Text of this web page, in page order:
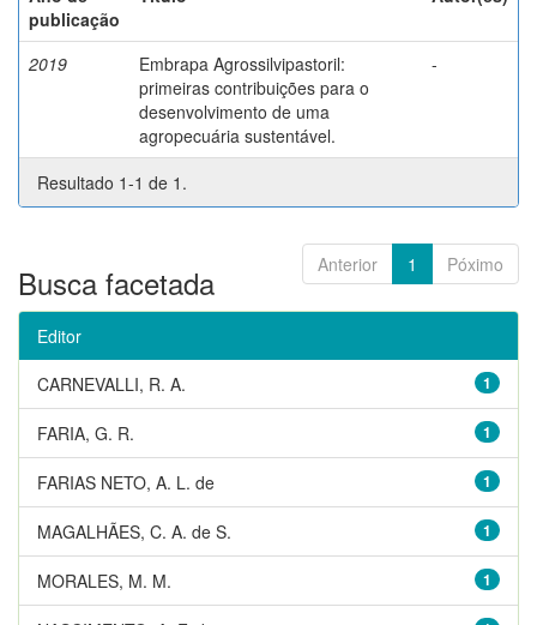
publicação
2019
Embrapa Agrossilvipastoril:
primeiras contribuições para o
desenvolvimento de uma
agropecuária sustentável.
-
Resultado 1-1 de 1.
Anterior 1 Póximo
Busca facetada
Editor
1
CARNEVALLI, R. A.
1
FARIA, G. R.
1
FARIAS NETO, A. L. de
1
MAGALHÃES, C. A. de S.
1
MORALES, M. M.